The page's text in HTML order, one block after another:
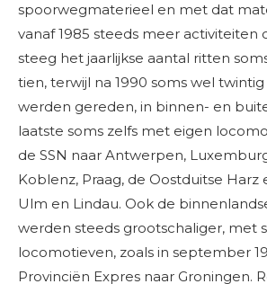
spoorwegmaterieel en met dat
vanaf 1985 steeds meer activiteiten
steeg het jaarlijkse aantal ritten
tien, terwijl na 1990 soms wel
werden gereden, in binnen- en
laatste soms zelfs met eigen
de SSN naar Antwerpen,
Koblenz, Praag, de Oostduitse Harz
Ulm en Lindau. Ook de
werden steeds grootschaliger, met
locomotieven, zoals in september
Provinciën Expres naar Groningen.